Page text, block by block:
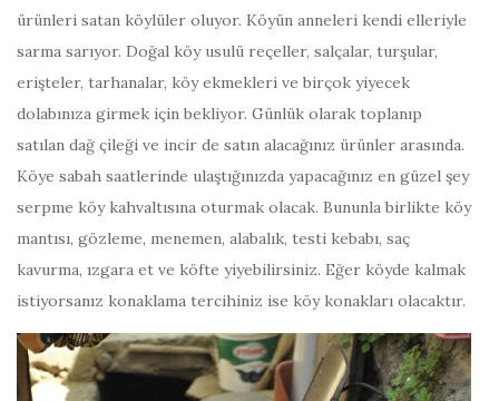
ürünleri satan köylüler oluyor. Köyün anneleri kendi elleriyle
sarma sarıyor. Doğal köy usulü reçeller, salçalar, turşular,
erişteler, tarhanalar, köy ekmekleri ve birçok yiyecek
dolabınıza girmek için bekliyor. Günlük olarak toplanıp
satılan dağ çileği ve incir de satın alacağınız ürünler arasında.
Köye sabah saatlerinde ulaştığınızda yapacağınız en güzel şey
serpme köy kahvaltısına oturmak olacak. Bununla birlikte köy
mantısı, gözleme, menemen, alabalık, testi kebabı, saç
kavurma, ızgara et ve köfte yiyebilirsiniz. Eğer köyde kalmak
istiyorsanız konaklama tercihiniz ise köy konakları olacaktır.